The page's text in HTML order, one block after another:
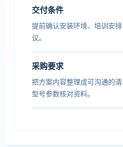
交付条件
提前确认安装环境、培训安
议。
采购要求
把方案内容整理成可沟通的
型号参数核对资料。